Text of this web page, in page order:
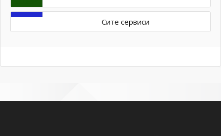
Сите сервиси